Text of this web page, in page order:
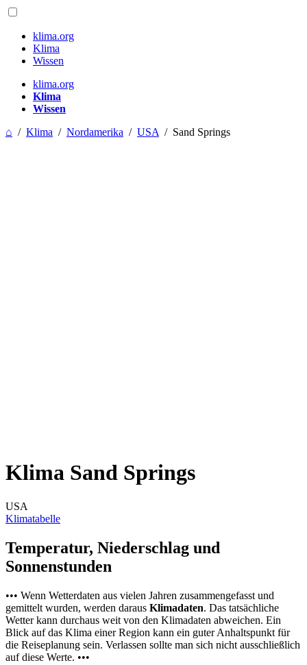
klima.org
Klima
Wissen
klima.org
Klima
Wissen
⌂ / Klima / Nordamerika / USA / Sand Springs
Klima Sand Springs
USA
Klimatabelle
Temperatur, Niederschlag und
Sonnenstunden
••• Wenn Wetterdaten aus vielen Jahren zusammengefasst und
gemittelt wurden, werden daraus Klimadaten. Das tatsächliche
Wetter kann durchaus weit von den Klimadaten abweichen. Ein
Blick auf das Klima einer Region kann ein guter Anhaltspunkt für
die Reiseplanung sein. Verlassen sollte man sich nicht ausschließlich
auf diese Werte. •••